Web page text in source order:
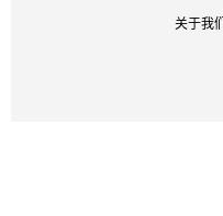
关于我们